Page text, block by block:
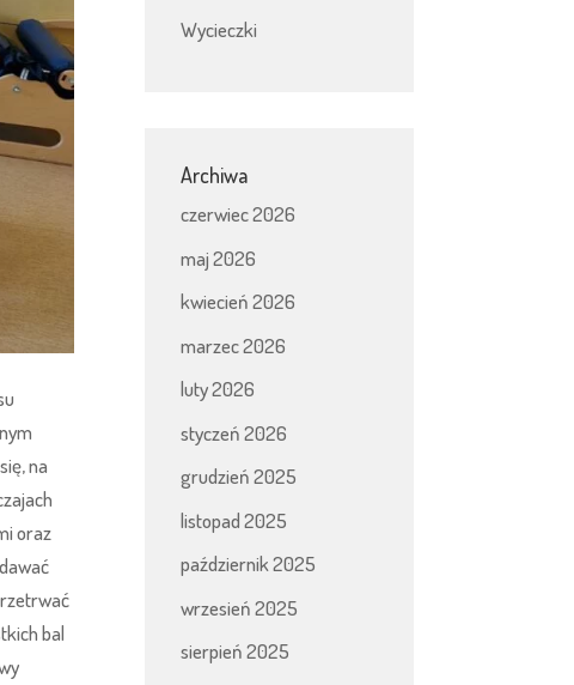
na
oraz
bal
Wycieczki
Archiwa
czerwiec 2026
maj 2026
kwiecień 2026
marzec 2026
luty 2026
styczeń 2026
grudzień 2025
listopad 2025
październik 2025
wrzesień 2025
sierpień 2025